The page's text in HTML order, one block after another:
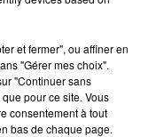
tiendra une
qui devrait
éléments
et fermer", ou affiner en
"Gérer mes choix".
"Continuer sans
pour ce site. Vous
consentement à tout
bas de chaque page.